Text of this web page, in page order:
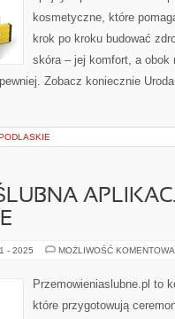
kosmetyczne, które
krok po kroku budować
skóra – jej komfort, a obok
Zobacz koniecznie
- 2025 MOŻLIWOŚĆ
Przemowieniaslubne.pl to
które przygotowują